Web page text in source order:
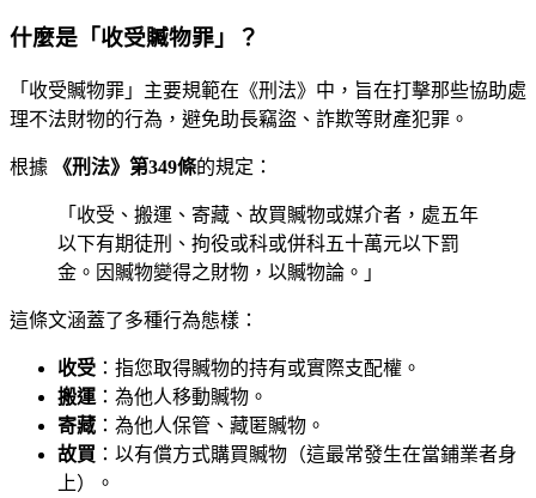
什麼是「收受贓物罪」？
「收受贓物罪」主要規範在《刑法》中，旨在打擊那些協助處
理不法財物的行為，避免助長竊盜、詐欺等財產犯罪。
根據 《刑法》第349條的規定：
「收受、搬運、寄藏、故買贓物或媒介者，處五年
以下有期徒刑、拘役或科或併科五十萬元以下罰
金。因贓物變得之財物，以贓物論。」
這條文涵蓋了多種行為態樣：
收受 ：指您取得贓物的持有或實際支配權。
搬運 ：為他人移動贓物。
寄藏 ：為他人保管、藏匿贓物。
故買 ：以有償方式購買贓物（這最常發生在當鋪業者身
上）。